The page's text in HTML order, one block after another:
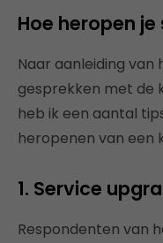
Hoe heropen
Naar aanleiding van
gesprekken met de
heb ik een aantal
heropenen van een
1. Service
Respondenten van